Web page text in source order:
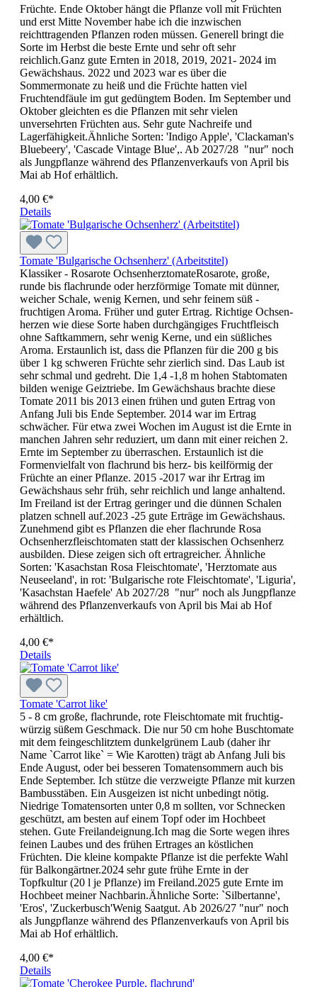
Früchte. Ende Oktober hängt die Pflanze voll mit Früchten
und erst Mitte November habe ich die inzwischen
reichttragenden Pflanzen roden müssen. Generell bringt die
Sorte im Herbst die beste Ernte und sehr oft sehr
reichlich.Ganz gute Ernten in 2018, 2019, 2021- 2024 im
Gewächshaus. 2022 und 2023 war es über die
Sommermonate zu heiß und die Früchte hatten viel
Fruchtendfäule im gut gedüngtem Boden. Im September und
Oktober gleichten es die Pflanzen mit sehr vielen
unversehrten Früchten aus. Sehr gute Nachreife und
Lagerfähigkeit.Ähnliche Sorten: 'Indigo Apple', 'Clackaman's
Bluebeery', 'Cascade Vintage Blue',. Ab 2027/28 "nur" noch
als Jungpflanze während des Pflanzenverkaufs von April bis
Mai ab Hof erhältlich.
4,00 €*
Details
Tomate 'Bulgarische Ochsenherz' (Arbeitstitel)
Klassiker - Rosarote OchsenherztomateRosarote, große,
runde bis flach­runde oder herzförmige Tomate mit dünner,
weicher Schale, wenig Kernen, und sehr feinem süß -
fruchtigen Aroma. Früher und guter Ertrag. Richtige Ochsen­
herzen wie diese Sorte haben durchgängiges Fruchtfleisch
ohne Saftkammern, sehr wenig Kerne, und ein süßliches
Aroma. Erstaun­lich ist, dass die Pflanzen für die 200 g bis
über 1 kg schweren Früchte sehr zierlich sind. Das Laub ist
sehr schmal und gedreht. Die 1,4 -1,8 m hohen Stabtomaten
bilden wenige Geiztriebe. Im Gewächshaus brachte diese
Tomate 2011 bis 2013 einen frühen und guten Ertrag von
Anfang Juli bis Ende September. 2014 war im Ertrag
schwächer. Für etwa zwei Wochen im August ist die Ernte in
manchen Jahren sehr reduziert, um dann mit einer reichen 2.
Ernte im September zu überraschen. Erstaunlich ist die
Formenvielfalt von flachrund bis herz- bis keilförmig der
Früchte an einer Pflanze. 2015 -2017 war ihr Ertrag im
Gewächshaus sehr früh, sehr reichlich und lange anhaltend.
Im Freiland ist der Ertrag geringer und die dünnen Schalen
platzen schnell auf.2023 -25 gute Erträge im Gewächshaus.
Zunehmend gibt es Pflanzen die eher flachrunde Rosa
Ochsenherzfleischtomaten statt der klassischen Ochsenherz
ausbilden. Diese zeigen sich oft ertragreicher. Ähnliche
Sorten: 'Kasachstan Rosa Fleischtomate', 'Herztomate aus
Neuseeland', in rot: 'Bulgarische rote Fleischtomate', 'Liguria',
'Kasachstan Haefele' Ab 2027/28 "nur" noch als Jungpflanze
während des Pflanzenverkaufs von April bis Mai ab Hof
erhältlich.
4,00 €*
Details
Tomate 'Carrot like'
5 - 8 cm große, flachrunde, rote Fleischtomate mit fruchtig-
würzig süßem Geschmack. Die nur 50 cm hohe Buschtomate
mit dem feingeschlitz­tem dunkelgrünem Laub (daher ihr
Name `Carrot like` = Wie Karotten) trägt ab Anfang Juli bis
Ende August, oder bei besseren Tomatensommern auch bis
Ende September. Ich stütze die verzweigte Pflanze mit kurzen
Bambusstäben. Ein Ausgeizen ist nicht unbedingt nötig.
Niedrige Toma­tensorten unter 0,8 m sollten, vor Schnecken
geschützt, am besten auf einem Topf oder im Hochbeet
stehen. Gute Freilandeignung.Ich mag die Sorte wegen ihres
feinen Laubes und des frühen Ertrages an köstlichen
Früchten. Die kleine kompakte Pflanze ist die perfekte Wahl
für Balkongärtner.2024 sehr gute frühe Ernte in der
Topfkultur (20 l je Pflanze) im Freiland.2025 gute Ernte im
Hochbeet meiner Nachbarin.Ähnliche Sorte: `Silbertanne',
'Eros', 'Zuckerbusch'Wenig Saatgut. Ab 2026/27 "nur" noch
als Jungpflanze während des Pflanzenverkaufs von April bis
Mai ab Hof erhältlich.
4,00 €*
Details